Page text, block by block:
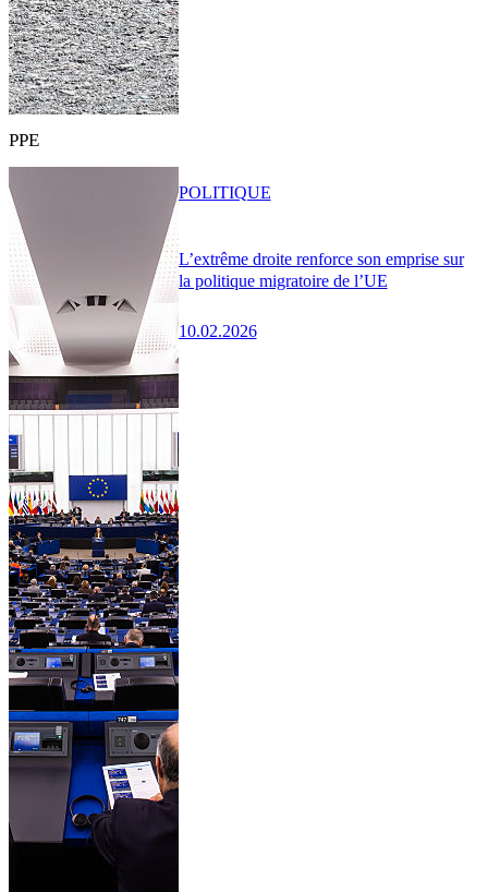
PPE
L’extrême droite renforce son emprise sur
la politique migratoire de l’UE
10.02.2026
POLITIQUE